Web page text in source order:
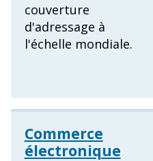
couverture
d'adressage à
l'échelle mondiale.
Commerce
électronique